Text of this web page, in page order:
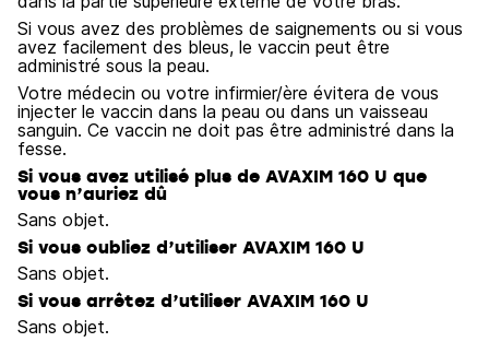
Si vous avez des problèmes de saignements ou si vous
avez facilement des bleus, le vaccin peut être
administré sous la peau.
Votre médecin ou votre infirmier/ère évitera de vous
injecter le vaccin dans la peau ou dans un vaisseau
sanguin. Ce vaccin ne doit pas être administré dans la
fesse.
Si vous avez utilisé plus de AVAXIM 160 U que
vous n’auriez dû
Sans objet.
Si vous oubliez d’utiliser AVAXIM 160 U
Sans objet.
Si vous arrêtez d’utiliser AVAXIM 160 U
Sans objet.